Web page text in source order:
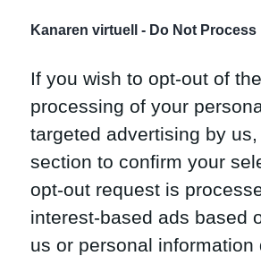
Kanaren virtuell - Do Not
If you wish to opt-out of
processing of your
targeted advertising by
section to confirm your
opt-out request is
interest-based ads based
us or personal